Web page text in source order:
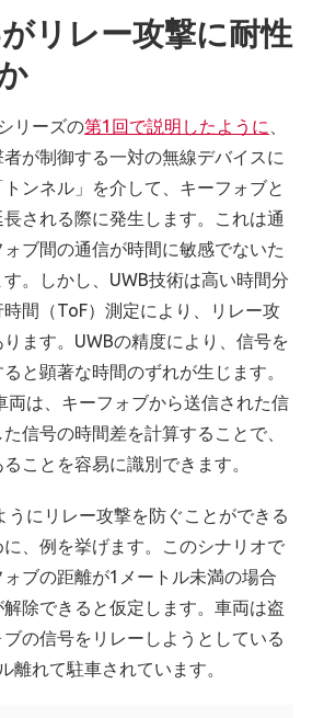
リレー攻撃に耐性
リーズの第1回で説明したように
が制御する一対の無線デバイスに
ンネル」を介して、キーフォブと
される際に発生します。これは通
ブ間の通信が時間に敏感でないた
。しかし、UWB技術は高い時間分
間（ToF）測定により、リレー攻
ます。UWBの精度により、信号を
と顕著な時間のずれが生じます。
両は、キーフォブから送信された信
信号の時間差を計算することで、
ことを容易に識別できます。
うにリレー攻撃を防ぐことができる
、例を挙げます。このシナリオで
ブの距離が1メートル未満の場合
除できると仮定します。車両は盗
の信号をリレーしようとしている
離れて駐車されています。